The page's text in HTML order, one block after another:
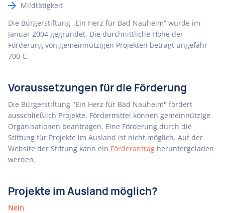
Mildtätigkeit
Die Bürgerstiftung „Ein Herz für Bad Nauheim“ wurde im
Januar 2004 gegründet. Die durchnittliche Höhe der
Förderung von gemeinnützigen Projekten beträgt ungefähr
700 €.
Voraussetzungen für die Förderung
Die Bürgerstiftung "Ein Herz für Bad Nauheim" fördert
ausschließlich Projekte. Fördermittel können gemeinnützige
Organisationen beantragen. Eine Förderung durch die
Stiftung für Projekte im Ausland ist nicht möglich. Auf der
Website der Stiftung kann ein Förderantrag heruntergeladen
werden.
Projekte im Ausland möglich?
Nein